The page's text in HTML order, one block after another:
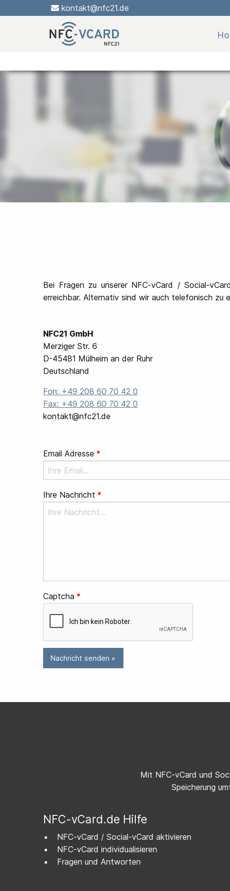
kontakt@nfc21.de
Bei Fragen zu unserer NFC-vCard / Social-
erreichbar. Alternativ sind wir auch telefonisch zu
NFC21 GmbH
Merziger Str. 6
D-45481 Mülheim an der Ruhr
Deutschland
Fon: +49 208 60 70 42 0
Fax: +49 208 60 70 42 0
kontakt@nfc21.de
Email Adresse
Ihre Nachricht
Captcha
Nachricht senden »
Mit NFC-vCard und
Speicherung
NFC-vCard.de Hilfe
NFC-vCard / Social-vCard aktivieren
NFC-vCard individualisieren
Fragen und Antworten